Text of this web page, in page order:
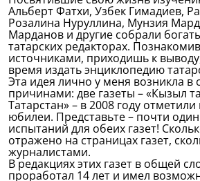
Альберт Фатхи, Узбек Гимадиев,
Розалина Нуруллина, Мунзия
Марданов и другие собрали
татарских редакторах.
источниками, приходишь к
время издать энциклопедию
Эта идея лично у меня возникла в
причинами: две газеты – «Кызыл
Татарстан» – в 2008 году
юбилеи. Представьте – почти
испытаний для обеих газет!
отражено на страницах газет,
журналистами.
В редакциях этих газет в общей
проработал 14 лет и имел